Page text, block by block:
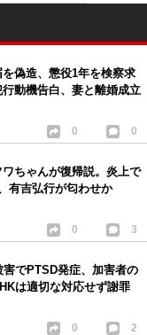
偽造、懲役1年を検察求
動機告白、妻と離婚成立
0 0
ちゃんが復帰説。炎上で
有吉弘行が匂わせか
0 3
でPTSD発症、加害者の
は適切な対応せず謝罪
0 2